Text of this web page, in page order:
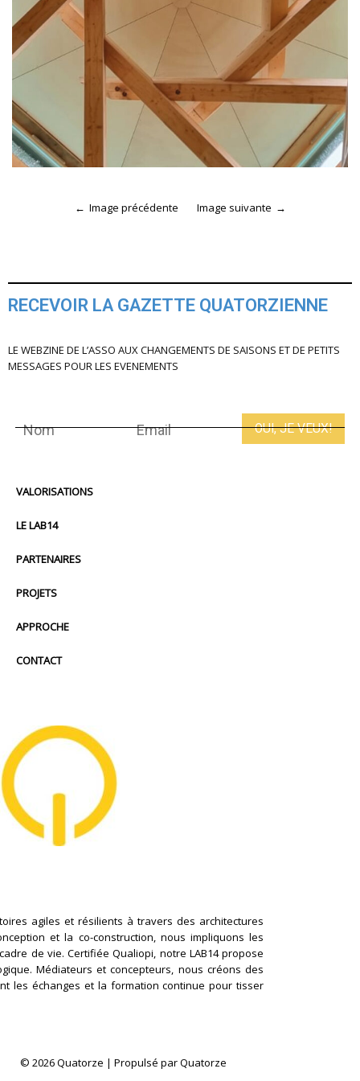
Image précédente Image suivante
RECEVOIR LA GAZETTE QUATORZIENNE
LE WEBZINE DE L’ASSO AUX CHANGEMENTS DE SAISONS ET DE PETITS
MESSAGES POUR LES EVENEMENTS
VALORISATIONS
LE LAB14
PARTENAIRES
PROJETS
APPROCHE
CONTACT
agiles et résilients à travers des architectures
et la co-construction, nous impliquons les
de vie. Certifiée Qualiopi, notre LAB14 propose
Médiateurs et concepteurs, nous créons des
les échanges et la formation continue pour tisser
© 2026 Quatorze | Propulsé par Quatorze